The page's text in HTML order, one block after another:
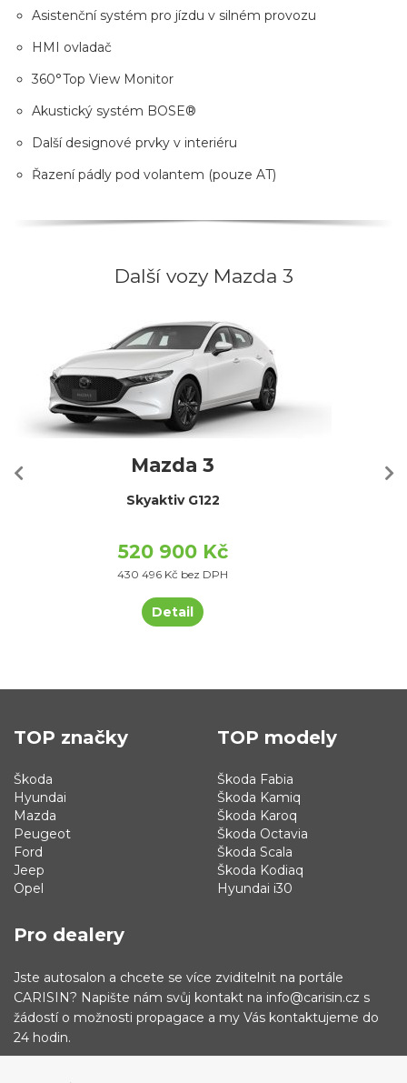
Asistenční systém pro jízdu v silném provozu
HMI ovladač
360°Top View Monitor
Akustický systém BOSE®
Další designové prvky v interiéru
Řazení pádly pod volantem (pouze AT)
Další vozy Mazda 3
Mazda 3
Skyaktiv G122
520 900 Kč
430 496 Kč bez DPH
Detail
TOP značky
Škoda
Hyundai
Mazda
Peugeot
Ford
Jeep
Opel
TOP modely
Škoda Fabia
Škoda Kamiq
Škoda Karoq
Škoda Octavia
Škoda Scala
Škoda Kodiaq
Hyundai i30
Pro dealery
Jste autosalon a chcete se více zviditelnit na portále
CARISIN? Napište nám svůj kontakt na info@carisin.cz s
žádostí o možnosti propagace a my Vás kontaktujeme do
24 hodin.